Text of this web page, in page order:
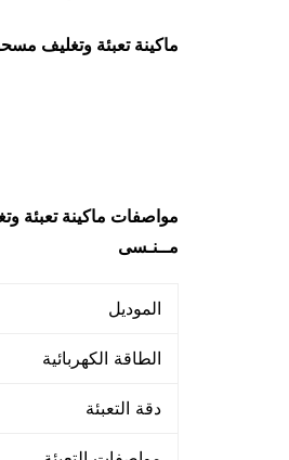
ماكينة تعبئة وتغليف
مواصفات ماكينة تعبئة
مــنـسى
الموديل
الطاقة الكهربائية
دقة التعبئة